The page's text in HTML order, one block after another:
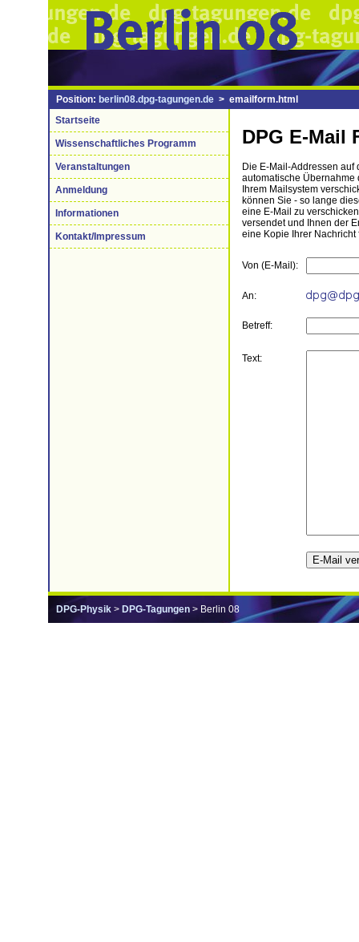
Position: berlin08.dpg-tagungen.de > emailform.html
Startseite
Wissenschaftliches Programm
Veranstaltungen
Anmeldung
Informationen
Kontakt/Impressum
DPG E-Mail
Die E-Mail-Addressen
automatische Übernahme
Ihrem Mailsystem
können Sie - so lange
eine E-Mail zu
versendet und Ihnen der
eine Kopie Ihrer
Von (E-Mail):
An:
Betreff:
Text:
DPG-Physik > DPG-Tagungen > Berlin 08